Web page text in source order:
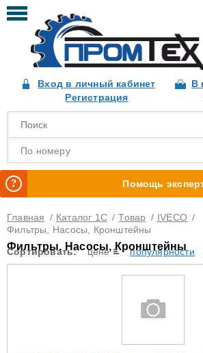
Вход в личный кабинет
Регистрация
В
По номеру
Помощь
Главная / Каталог 1С / Товар / IVECO /
Фильтры, Насосы, Кронштейны
Фильтры, Насосы, Кронштейны
Сортировать: цене популярности